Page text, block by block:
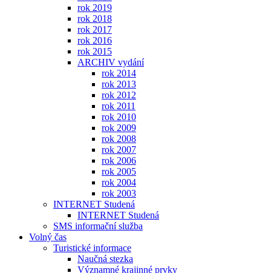
rok 2019
rok 2018
rok 2017
rok 2016
rok 2015
ARCHIV vydání
rok 2014
rok 2013
rok 2012
rok 2011
rok 2010
rok 2009
rok 2008
rok 2007
rok 2006
rok 2005
rok 2004
rok 2003
INTERNET Studená
INTERNET Studená
SMS informační služba
Volný čas
Turistické informace
Naučná stezka
Významné krajinné prvky